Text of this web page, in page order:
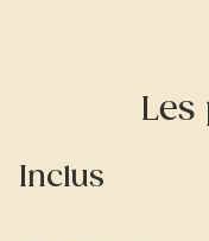
Inclus